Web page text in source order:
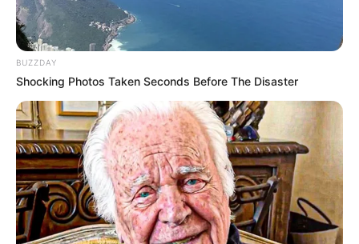
BUZZDAY
Shocking Photos Taken Seconds Before The Disaster